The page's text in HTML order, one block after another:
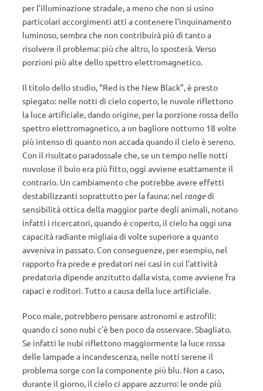
per l’illuminazione stradale, a meno che non si usino
particolari accorgimenti atti a contenere l’inquinamento
luminoso, sembra che non contribuirà più di tanto a
risolvere il problema: più che altro, lo sposterà. Verso
porzioni più alte dello spettro elettromagnetico.
Il titolo dello studio, “Red is the New Black”, è presto
spiegato: nelle notti di cielo coperto, le nuvole riflettono
la luce artificiale, dando origine, per la porzione rossa dello
spettro elettromagnetico, a un bagliore notturno 18 volte
più intenso di quanto non accada quando il cielo è sereno.
Con il risultato paradossale che, se un tempo nelle notti
nuvolose il buio era più fitto, oggi avviene esattamente il
contrario. Un cambiamento che potrebbe avere effetti
destabilizzanti soprattutto per la fauna: nel rangedi
sensibilità ottica della maggior parte degli animali, notano
infatti i ricercatori, quando è coperto, il cielo ha oggi una
capacità radiante migliaia di volte superiore a quanto
avveniva in passato. Con conseguenze, per esempio, nel
rapporto fra prede e predatori nei casi in cui l’attività
predatoria dipende anzitutto dalla vista, come avviene fra
rapaci e roditori. Tutto a causa della luce artificiale.
Poco male, potrebbero pensare astronomi e astrofili:
quando ci sono nubi c’è ben poco da osservare. Sbagliato.
Se infatti le nubi riflettono maggiormente la luce rossa
delle lampade a incandescenza, nelle notti serene il
problema sorge con la componente più blu. Non a caso,
durante il giorno, il cielo ci appare azzurro: le onde più